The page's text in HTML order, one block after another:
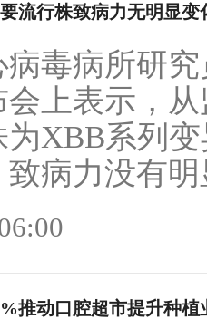
流行株致病力无明显变
毒病所研
上表示，
XBB系列
病力没有
推动口腔超市提升种植